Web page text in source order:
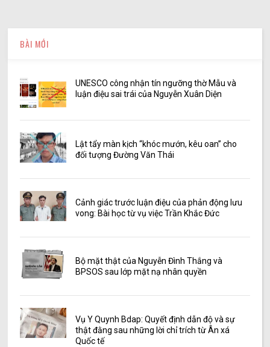
BÀI MỚI
UNESCO công nhận tín ngưỡng thờ Mẫu và
luận điệu sai trái của Nguyễn Xuân Diện
Lật tẩy màn kịch “khóc mướn, kêu oan” cho
đối tượng Đường Văn Thái
Cảnh giác trước luận điệu của phản động lưu
vong: Bài học từ vụ việc Trần Khắc Đức
Bộ mặt thật của Nguyễn Đình Thắng và
BPSOS sau lớp mặt nạ nhân quyền
Vụ Y Quynh Bdap: Quyết định dẫn độ và sự
thật đằng sau những lời chỉ trích từ Ân xá
Quốc tế